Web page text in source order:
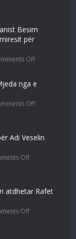
Besim
për
Off
nga e
Off
Adi Veselin
Off
atdhetar Rafet
Off